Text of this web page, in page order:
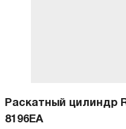
Раскатный цилиндр
8196EA